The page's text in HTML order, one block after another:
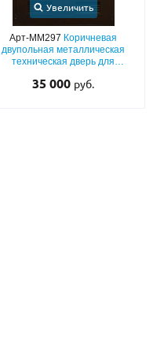
Увеличить
Арт-ММ297 Коричневая
двупольная металлическая
техническая дверь для
вентиляционными решетками
35 000 руб.